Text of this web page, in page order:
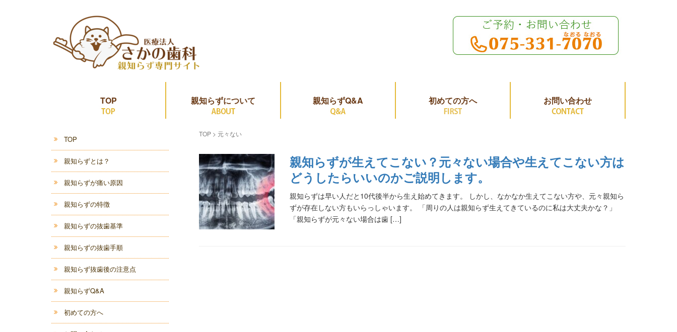
TOP 親知らずについて 親知らずQ&A 初めての方へ お問い合わせ
TOP> 元々ない
親知らずが生えてこない？元々ない場合や生えてこない方は
どうしたらいいのかご説明します。
親知らずは早い人だと10代後半から生え始めてきます。 しかし、なかなか生えてこない方や、元々親知ら
ずが存在しない方もいらっしゃいます。 「周りの人は親知らず生えてきているのに私は大丈夫かな？」
「親知らずが元々ない場合は歯 […]
TOP
親知らずとは？
親知らずが痛い原因
親知らずの特徴
親知らずの抜歯基準
親知らずの抜歯手順
親知らず抜歯後の注意点
親知らずQ&A
初めての方へ